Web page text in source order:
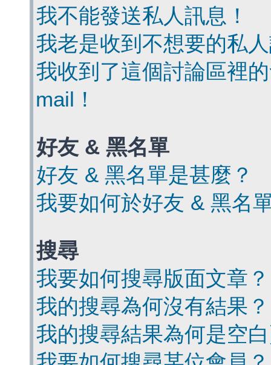
我不能發送私人訊息！
我老是收到不想要的私
我收到了這個討論區裡
mail！
好友 & 黑名單
好友 & 黑名單是甚麼？
我要如何於好友 & 黑名
搜尋
我要如何搜尋版面文章？
我的搜尋為何沒有結果？
我的搜尋結果為何是空